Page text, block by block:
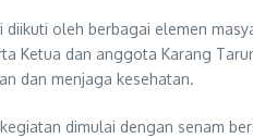
diikuti oleh berbagai elemen
Ketua dan anggota Karang
dan menjaga kesehatan.
dimulai dengan senam